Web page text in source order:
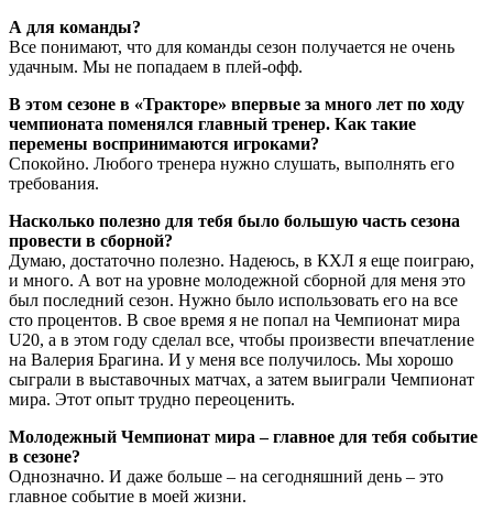
А для команды?
Все понимают, что для команды сезон получается не очень
удачным. Мы не попадаем в плей-офф.
В этом сезоне в «Тракторе» впервые за много лет по ходу
чемпионата поменялся главный тренер. Как такие
перемены воспринимаются игроками?
Спокойно. Любого тренера нужно слушать, выполнять его
требования.
Насколько полезно для тебя было большую часть сезона
провести в сборной?
Думаю, достаточно полезно. Надеюсь, в КХЛ я еще поиграю,
и много. А вот на уровне молодежной сборной для меня это
был последний сезон. Нужно было использовать его на все
сто процентов. В свое время я не попал на Чемпионат мира
U20, а в этом году сделал все, чтобы произвести впечатление
на Валерия Брагина. И у меня все получилось. Мы хорошо
сыграли в выставочных матчах, а затем выиграли Чемпионат
мира. Этот опыт трудно переоценить.
Молодежный Чемпионат мира – главное для тебя событие
в сезоне?
Однозначно. И даже больше – на сегодняшний день – это
главное событие в моей жизни.